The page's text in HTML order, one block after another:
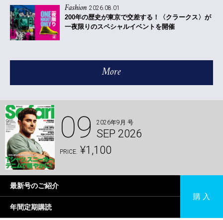
Fashion 2026.08.01
200年の歴史が東京で交差する！〈クラークス〉が
一夜限りのスペシャルイベントを開催
More
09 2026年9月 号
SEP 2026
PRICE. ¥1,100
最新号のご紹介
年間定期購読
購 入